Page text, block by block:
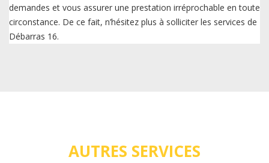
demandes et vous assurer une prestation irréprochable en toute
circonstance. De ce fait, n’hésitez plus à solliciter les services de
Débarras 16.
AUTRES SERVICES